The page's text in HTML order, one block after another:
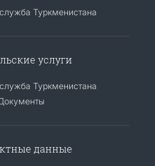
Туркменистана
услуги
Туркменистана
данные